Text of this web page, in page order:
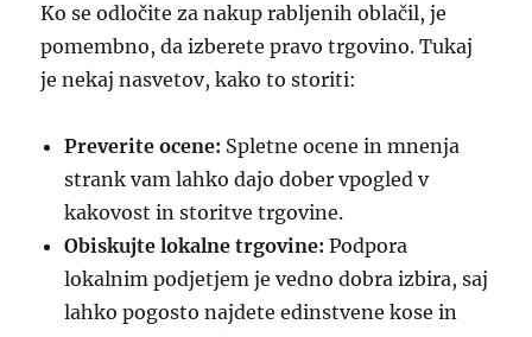
Ko se odločite za nakup rabljenih oblačil, je
pomembno, da izberete pravo trgovino. Tukaj
je nekaj nasvetov, kako to storiti:
Preverite ocene: Spletne ocene in mnenja
strank vam lahko dajo dober vpogled v
kakovost in storitve trgovine.
Obiskujte lokalne trgovine: Podpora
lokalnim podjetjem je vedno dobra izbira, saj
lahko pogosto najdete edinstvene kose in